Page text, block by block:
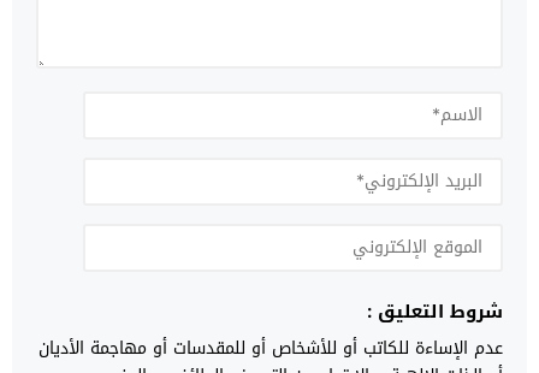
شروط التعليق :
عدم الإساءة للكاتب أو للأشخاص أو للمقدسات أو مهاجمة الأديان